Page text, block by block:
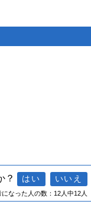
？
になった人の数：12人中12人